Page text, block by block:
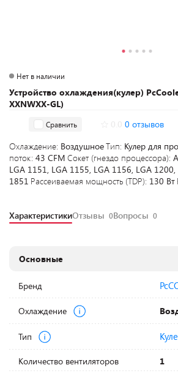
Устройство охлаждения(кулер)
XXNWXX-GL)
Нет в наличии
Сравнить 0 отзывов
Охлаждение: ВоздушноеТип: Кулер для
поток: 43 CFM Сокет (гнездо процессора):
LGA 1151, LGA 1155, LGA 1156, LGA
1851 Рассеиваемая мощность (TDP): 130 Вт
ХарактеристикиОтзывы 0Вопросы 0
Основные
Бренд
Охлаждение
Тип
Количество вентиляторов
1